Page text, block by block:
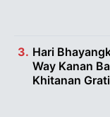
Hari
Way Kanan
Khitanan